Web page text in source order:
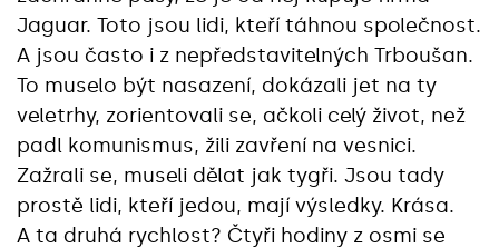
Jaguar. Toto jsou lidi, kteří táhnou společnost.
A jsou často i z nepředstavitelných Trboušan.
To muselo být nasazení, dokázali jet na ty
veletrhy, zorientovali se, ačkoli celý život, než
padl komunismus, žili zavření na vesnici.
Zažrali se, museli dělat jak tygři. Jsou tady
prostě lidi, kteří jedou, mají výsledky. Krása.
A ta druhá rychlost? Čtyři hodiny z osmi se